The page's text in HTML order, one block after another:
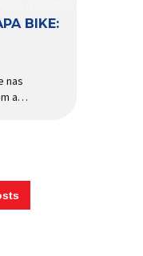
BIKE:
nas
a